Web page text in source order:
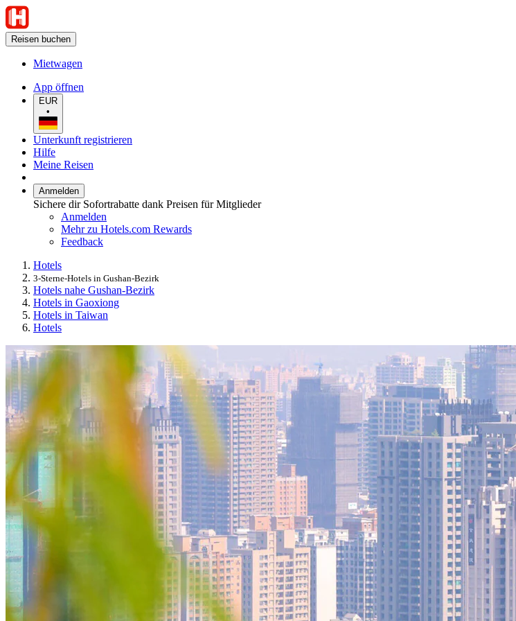
Reisen buchen
Mietwagen
App öffnen
EUR
•
Unterkunft registrieren
Hilfe
Meine Reisen
Anmelden
Sichere dir Sofortrabatte dank Preisen für Mitglieder
Anmelden
Mehr zu Hotels.com Rewards
Feedback
Hotels
3-Sterne-Hotels in Gushan-Bezirk
Hotels nahe Gushan-Bezirk
Hotels in Gaoxiong
Hotels in Taiwan
Hotels